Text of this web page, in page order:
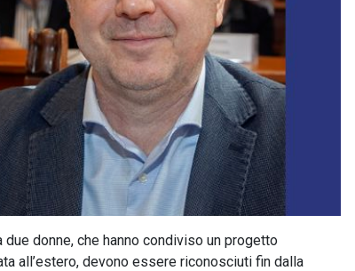
donne, che hanno condiviso un progetto
all’estero, devono essere riconosciuti fin dalla